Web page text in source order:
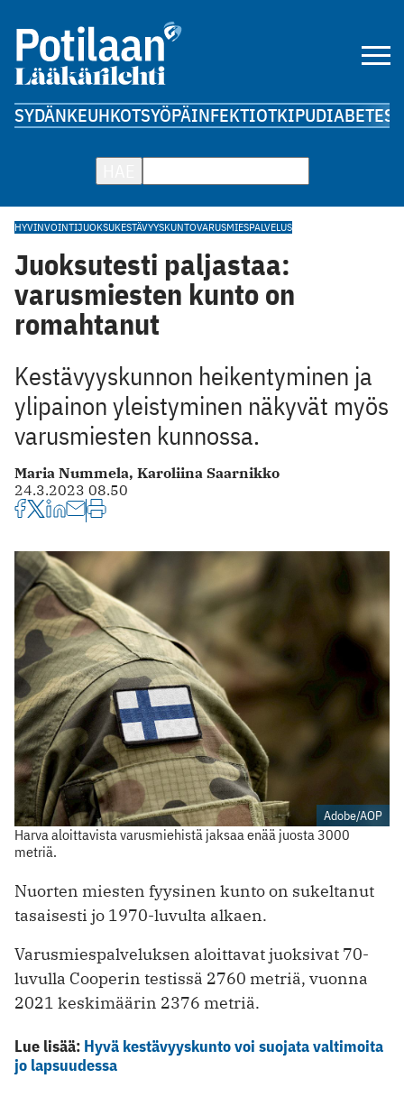
SYDÄNKEUHKOTSYÖPÄINFEKTIOTKIPUDIABETES
HYVINVOINTIJUOKSUKESTÄVYYSKUNTOVARUSMIESPALVELUS
Juoksutesti paljastaa:
varusmiesten kunto on
romahtanut
Kestävyyskunnon heikentyminen ja
ylipainon yleistyminen näkyvät myös
varusmiesten kunnossa.
Maria Nummela, Karoliina Saarnikko
24.3.2023 08.50
Adobe/AOP
Harva aloittavista varusmiehistä jaksaa enää juosta 3000
metriä.
Nuorten miesten fyysinen kunto on sukeltanut
tasaisesti jo 1970-luvulta alkaen.
Varusmiespalveluksen aloittavat juoksivat 70-
luvulla Cooperin testissä 2760 metriä, vuonna
2021 keskimäärin 2376 metriä.
Lue lisää: Hyvä kestävyyskunto voi suojata valtimoita
jo lapsuudessa